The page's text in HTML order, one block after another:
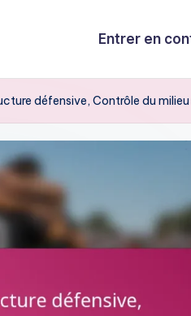
Entrer en
défensive, Contrôle du